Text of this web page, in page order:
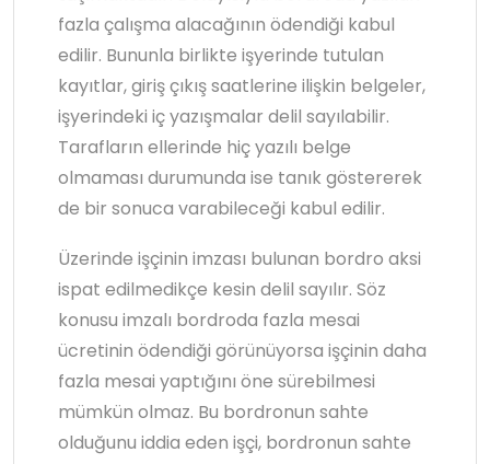
fazla çalışma alacağının ödendiği kabul
edilir. Bununla birlikte işyerinde tutulan
kayıtlar, giriş çıkış saatlerine ilişkin belgeler,
işyerindeki iç yazışmalar delil sayılabilir.
Tarafların ellerinde hiç yazılı belge
olmaması durumunda ise tanık göstererek
de bir sonuca varabileceği kabul edilir.
Üzerinde işçinin imzası bulunan bordro aksi
ispat edilmedikçe kesin delil sayılır. Söz
konusu imzalı bordroda fazla mesai
ücretinin ödendiği görünüyorsa işçinin daha
fazla mesai yaptığını öne sürebilmesi
mümkün olmaz. Bu bordronun sahte
olduğunu iddia eden işçi, bordronun sahte